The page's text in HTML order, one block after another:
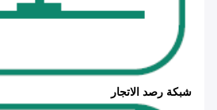
شبكة رصد الاتجار